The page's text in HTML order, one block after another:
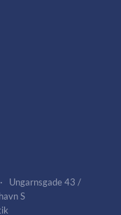
Ungarnsgade 43 /
S